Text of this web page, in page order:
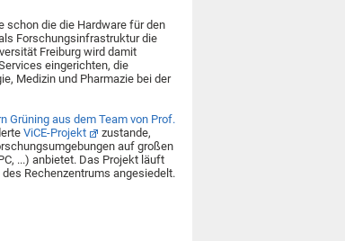
schon die die Hardware für den
Forschungsinfrastruktur die
Freiburg wird damit
eingerichten, die
Medizin und Pharmazie bei der
Grüning aus dem Team von Prof.
ViCE-Projekt
zustande,
auf großen
...) anbietet. Das Projekt läuft
Rechenzentrums angesiedelt.